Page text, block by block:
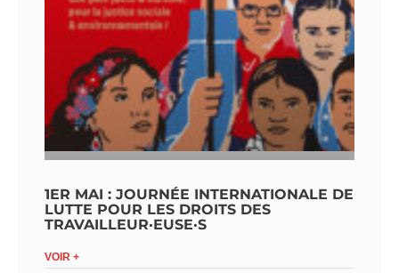
1ER MAI : JOURNÉE INTERNATIONALE DE
LUTTE POUR LES DROITS DES
TRAVAILLEUR·EUSE·S
VOIR +